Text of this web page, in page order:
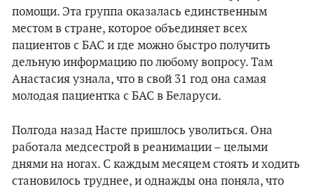
помощи. Эта группа оказалась единственным
местом в стране, которое объединяет всех
пациентов с БАС и где можно быстро получить
дельную информацию по любому вопросу. Там
Анастасия узнала, что в свой 31 год она самая
молодая пациентка с БАС в Беларуси.
Полгода назад Насте пришлось уволиться. Она
работала медсестрой в реанимации – целыми
днями на ногах. С каждым месяцем стоять и ходить
становилось труднее, и однажды она поняла, что